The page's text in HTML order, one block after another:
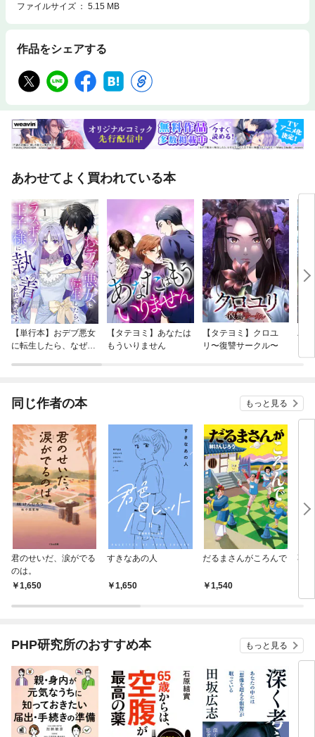
ファイルサイズ
5.15 MB
作品をシェアする
あわせてよく買われている本
【単行本】おデブ悪女
に転生したら、なぜか
【タテヨミ】あなたは
もういりません
【タテヨミ】クロユ
リ〜復讐サークル〜
バ
今
同じ作者の本 もっと見る
君のせいだ、涙がでる
のは。
1,650
すきなあの人
1,650
だるまさんがころんで
1,540
不
PHP研究所のおすすめ本 もっと見る